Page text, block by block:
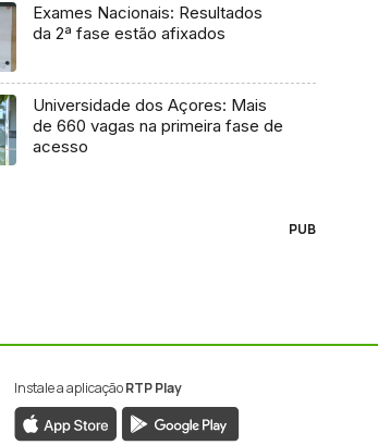
Exames Nacionais: Resultados
da 2ª fase estão afixados
Universidade dos Açores: Mais
de 660 vagas na primeira fase de
acesso
PUB
Instale a aplicaçãoRTP Play